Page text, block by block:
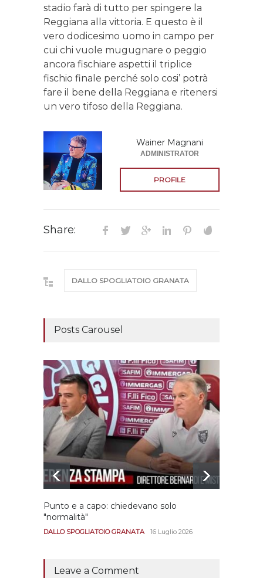
stadio farà di tutto per spingere la
Reggiana alla vittoria. E questo è il
vero dodicesimo uomo in campo per
cui chi vuole mugugnare o peggio
ancora fischiare aspetti il triplice
fischio finale perché solo cosi’ potrà
fare il bene della Reggiana e ritenersi
un vero tifoso della Reggiana.
Wainer Magnani
ADMINISTRATOR
PROFILE
Share:
DALLO SPOGLIATOIO GRANATA
Posts Carousel
Punto e a capo: chiedevano solo
"normalità"
DALLO SPOGLIATOIO GRANATA 16 Luglio 2026
Leave a Comment